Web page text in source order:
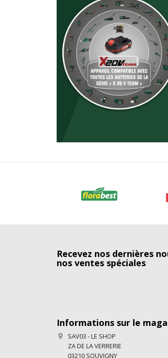
Recevez nos dernières
nos ventes spéciales
Informations sur le

SAV03 - LE SHOP
ZA DE LA VERRERIE
03210 SOUVIGNY